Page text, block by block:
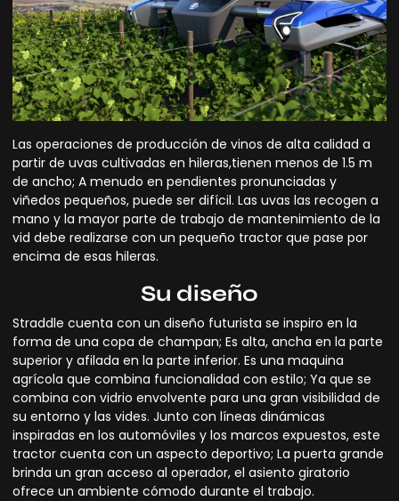
Las operaciones de producción de vinos de alta calidad a
partir de uvas cultivadas en hileras,tienen menos de 1.5 m
de ancho; A menudo en pendientes pronunciadas y
viñedos pequeños, puede ser difícil. Las uvas las recogen a
mano y la mayor parte de trabajo de mantenimiento de la
vid debe realizarse con un pequeño tractor que pase por
encima de esas hileras.
Su diseño
Straddle cuenta con un diseño futurista se inspiro en la
forma de una copa de champan; Es alta, ancha en la parte
superior y afilada en la parte inferior. Es una maquina
agrícola que combina funcionalidad con estilo; Ya que se
combina con vidrio envolvente para una gran visibilidad de
su entorno y las vides. Junto con líneas dinámicas
inspiradas en los automóviles y los marcos expuestos, este
tractor cuenta con un aspecto deportivo; La puerta grande
brinda un gran acceso al operador, el asiento giratorio
ofrece un ambiente cómodo durante el trabajo.